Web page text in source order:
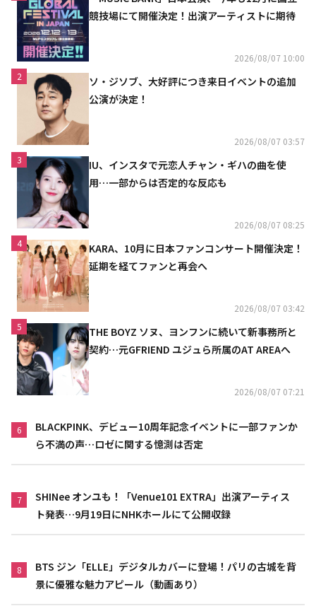
競技場にて開催決定！出演アーティストに期待
2026/08/07 10:00
2
ソ・ジソブ、大好評につき来日イベントの追加
公演が決定！
2026/08/07 03:57
3
IU、インスタで元恋人チャン・ギハの曲を使
用…一部からは否定的な反応も
2026/08/07 08:25
4
KARA、10月に日本ファンコンサート開催決定！
延期を経てファンと再会へ
2026/08/07 03:42
5
THE BOYZ ソヌ、ヨンフンに続いて新事務所と
契約…元GFRIEND ユジュら所属のAT AREAへ
2026/08/07 07:21
6
BLACKPINK、デビュー10周年記念イベントに一部ファンか
ら不満の声…ロゼに関する憶測は否定
7
SHINee オンユも！「Venue101 EXTRA」出演アーティス
ト発表…9月19日にNHKホールにて公開収録
8
BTS ジン「ELLE」デジタルカバーに登場！パリの古城を背
景に優雅な魅力アピール（動画あり）